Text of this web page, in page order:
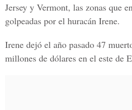
Jersey y Vermont, las zonas que
golpeadas por el huracán Irene.
Irene dejó el año pasado 47
millones de dólares en el este de